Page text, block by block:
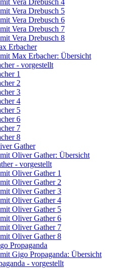
Vera Drebusch 4
Vera Drebusch 5
Vera Drebusch 6
Vera Drebusch 7
Vera Drebusch 8
Erbacher
Max Erbacher: Übersicht
- vorgestellt
1
2
3
4
5
6
7
8
Gather
Oliver Gather: Übersicht
- vorgestellt
Oliver Gather 1
Oliver Gather 2
Oliver Gather 3
Oliver Gather 4
Oliver Gather 5
Oliver Gather 6
Oliver Gather 7
Oliver Gather 8
Propaganda
Gigo Propaganda: Übersicht
- vorgestellt